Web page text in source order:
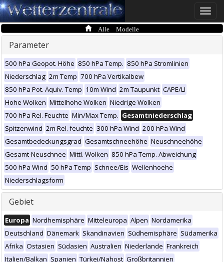
Toggle
Alle Modelle
Parameter
500 hPa Geopot. Höhe 850 hPa Temp. 850 hPa Stromlinien
Niederschlag 2m Temp 700 hPa Vertikalbew
850 hPa Pot. Äquiv. Temp 10m Wind 2m Taupunkt CAPE/LI
Hohe Wolken Mittelhohe Wolken Niedrige Wolken
700 hPa Rel. Feuchte Min/Max Temp. Gesamtniederschlag
Spitzenwind 2m Rel. feuchte 300 hPa Wind 200 hPa Wind
Gesamtbedeckungsgrad Gesamtschneehöhe Neuschneehöhe
Gesamt-Neuschnee Mittl. Wolken 850 hPa Temp. Abweichung
500 hPa Wind 50 hPa Temp Schnee/Eis Wellenhoehe
Niederschlagsform
Gebiet
Europa Nordhemisphäre Mitteleuropa Alpen Nordamerika
Deutschland Dänemark Skandinavien Südhemisphäre Südamerika
Afrika Ostasien Südasien Australien Niederlande Frankreich
Italien/Balkan Spanien Türkei/Nahost Großbritannien